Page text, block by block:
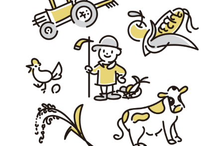
カテゴリから探す
特集コンテンツ
地域を代表する 企業100選
行政連携記事
MILCプロジェクト
選出企業特別対談
Localist
SDGsの先駆者
イベント
飲食店
地域豆知識
ニッポンの百選大全集
Sporkle